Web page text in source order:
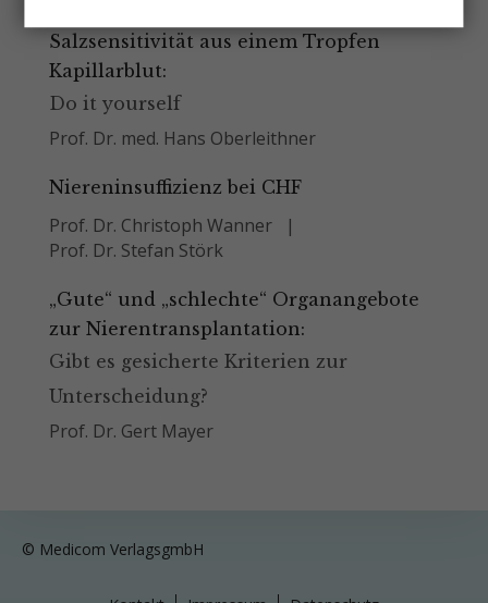
Salzsensitivität aus einem Tropfen
Kapillarblut:
Do it yourself
Prof. Dr. med. Hans Oberleithner
Niereninsuffizienz bei CHF
Prof. Dr. Christoph Wanner
Prof. Dr. Stefan Störk
„Gute“ und „schlechte“ Organangebote
zur Nierentransplantation:
Gibt es gesicherte Kriterien zur
Unterscheidung?
Prof. Dr. Gert Mayer
© Medicom VerlagsgmbH